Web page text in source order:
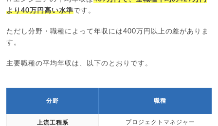
より40万円高い水準です。
ただし分野・職種によって年収には400万円以上の差がありま
す。
主要職種の平均年収は、以下のとおりです。
分野 職種
上流工程系 プロジェクトマネジャー